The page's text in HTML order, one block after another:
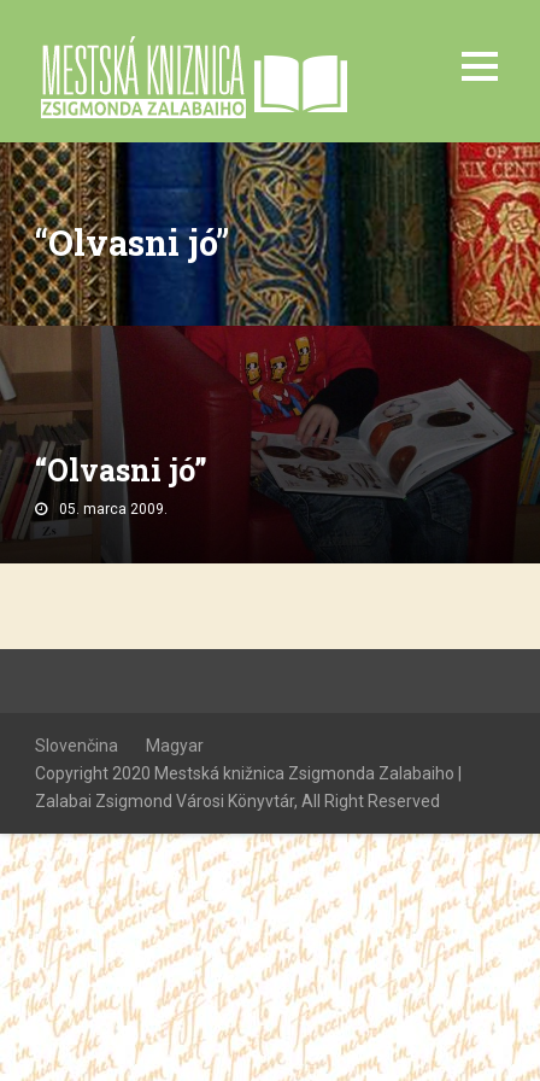
“Olvasni jó”
“Olvasni jó”
05. marca 2009.
Slovenčina
Magyar
Copyright 2020 Mestská knižnica Zsigmonda Zalabaiho |
Zalabai Zsigmond Városi Könyvtár, All Right Reserved